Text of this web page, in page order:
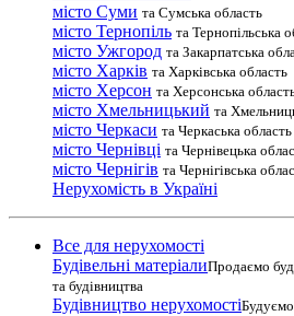
місто Суми та Сумська область
місто Тернопіль та Тернопільська
місто Ужгород та Закарпатська
місто Харків та Харківська область
місто Херсон та Херсонська
місто Хмельницький та
місто Черкаси та Черкаська область
місто Чернівці та Чернівецька
місто Чернігів та Чернігівська
Нерухомість в Україні
Все для нерухомості
Будівельні матеріалиПродаємо
та будівництва
Будівництво нерухомості